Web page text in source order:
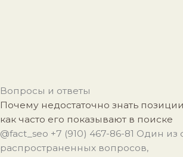
Вопросы и ответы
Почему недостаточно знать
как часто его показывают в поиске
@fact_seo +7 (910) 467-86-81 Один из
распространенных вопросов,